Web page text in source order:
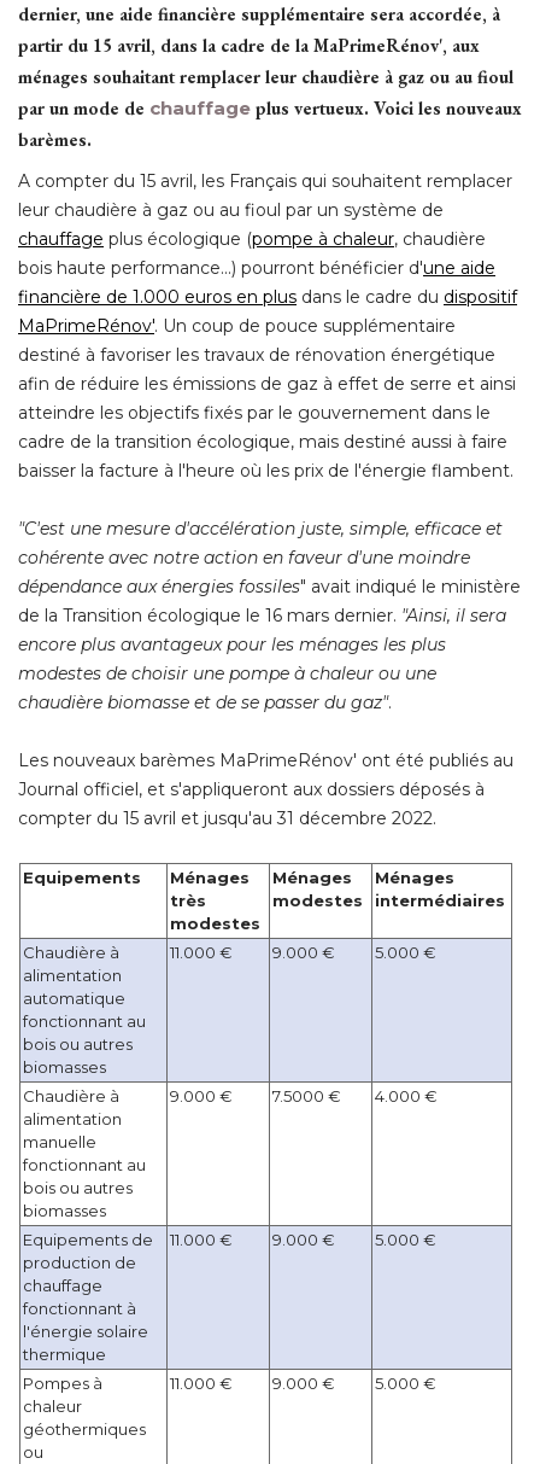
dernier, une aide financière supplémentaire sera accordée, à
partir du 15 avril, dans la cadre de la MaPrimeRénov', aux
ménages souhaitant remplacer leur chaudière à gaz ou au fioul
par un mode de chauffage plus vertueux. Voici les nouveaux
barèmes.
A compter du 15 avril, les Français qui souhaitent remplacer
leur chaudière à gaz ou au fioul par un système de
chauffage plus écologique (pompe à chaleur, chaudière
bois haute performance...) pourront bénéficier d'une aide
financière de 1.000 euros en plus dans le cadre du dispositif
MaPrimeRénov'. Un coup de pouce supplémentaire
destiné à favoriser les travaux de rénovation énergétique
afin de réduire les émissions de gaz à effet de serre et ainsi
atteindre les objectifs fixés par le gouvernement dans le
cadre de la transition écologique, mais destiné aussi à faire
baisser la facture à l'heure où les prix de l'énergie flambent.
"C'est une mesure d'accélération juste, simple, efficace et
cohérente avec notre action en faveur d'une moindre
dépendance aux énergies fossiles" avait indiqué le ministère
de la Transition écologique le 16 mars dernier. "Ainsi, il sera
encore plus avantageux pour les ménages les plus
modestes de choisir une pompe à chaleur ou une
chaudière biomasse et de se passer du gaz".
Les nouveaux barèmes MaPrimeRénov' ont été publiés au
Journal officiel, et s'appliqueront aux dossiers déposés à
compter du 15 avril et jusqu'au 31 décembre 2022.
Equipements
Ménages
très
modestes
Ménages
modestes
Ménages
intermédiaires
Chaudière à
alimentation
automatique
fonctionnant au
bois ou autres
biomasses
11.000 € 9.000 € 5.000 €
Chaudière à
alimentation
manuelle
fonctionnant au
bois ou autres
biomasses
9.000 € 7.5000 € 4.000 €
Equipements de
production de
chauffage
fonctionnant à
l'énergie solaire
thermique
11.000 € 9.000 € 5.000 €
Pompes à
chaleur
géothermiques
ou
11.000 € 9.000 € 5.000 €